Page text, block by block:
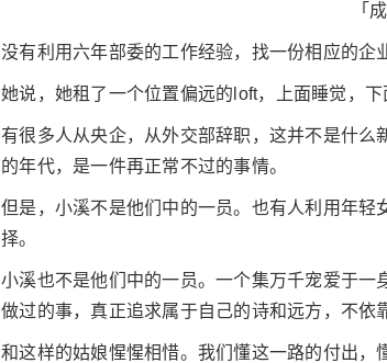
「
没有利用六年部委的工作经验，找一份相应的企
她说，她租了一个位置偏远的loft，上面睡觉，
有很多人从央企，从外交部辞职，这并不是什
的年代，是一件再正常不过的事情。
但是，小溪不是他们中的一员。也有人利用年
择。
小溪也不是他们中的一员。一个集万千宠爱于
做过的事，真正追求属于自己的诗和远方，不依
和这样的姑娘惺惺相惜。我们懂这一路的付出